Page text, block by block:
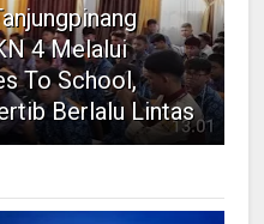
4 Melalui
To School,
Berlalu Lintas